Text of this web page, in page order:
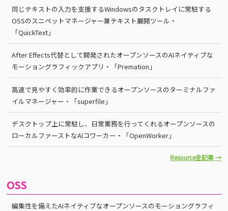
同じテキストの入力を支援するWindowsのタスクトレイに常駐する
OSSのスニペットマネージャー兼テキスト展開ツール・
「QuickText」
After Effects代替として開発されたオープンソースのAIネイティブな
モーショングラフィックアプリ・「Premation」
高速で見やすく効率的に作業できるオープンソースのターミナルファ
イルマネージャー・「superfile」
デスクトップ上に常駐し、日常業務を行ってくれるオープンソースの
ローカルファーストなAIコワーカー・「OpenWorker」
Resource全記事 →
OSS
編集性を備えたAIネイティブなオープンソースのモーショングラフィ